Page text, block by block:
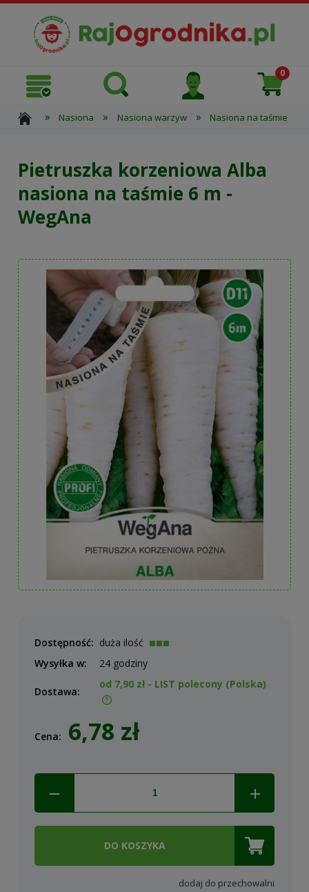
» Nasiona » Nasiona warzyw » Nasiona na taśmie
Pietruszka korzeniowa Alba
nasiona na taśmie 6 m -
WegAna
Dostępność: duża ilość
Wysyłka w:
24 godziny
Dostawa:
od 7,90 zł - LIST polecony (Polska)
Cena: 6,78 zł
DO KOSZYKA
dodaj do przechowalni